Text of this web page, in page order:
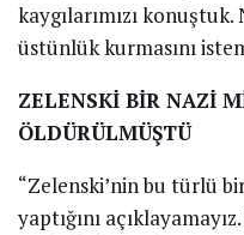
kaygılarımızı
üstünlük kurmasını
ZELENSKİ BİR NAZİ
ÖLDÜRÜLMÜŞTÜ
“Zelenski’nin bu türlü
yaptığını